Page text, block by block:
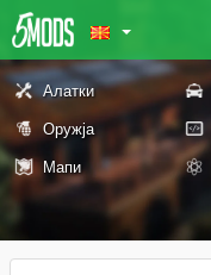
Алатки
Оружја
Мапи